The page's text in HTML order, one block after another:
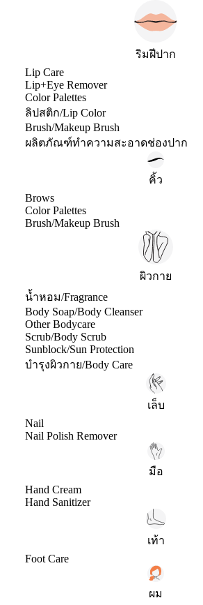
ริมฝีปาก
Lip Care
Lip+Eye Remover
Color Palettes
ลิปสติก/Lip Color
Brush/Makeup Brush
ผลิตภัณฑ์ทำความสะอาดช่องปาก
คิ้ว
Brows
Color Palettes
Brush/Makeup Brush
ผิวกาย
น้ำหอม/Fragrance
Body Soap/Body Cleanser
Other Bodycare
Scrub/Body Scrub
Sunblock/Sun Protection
บำรุงผิวกาย/Body Care
เล็บ
Nail
Nail Polish Remover
มือ
Hand Cream
Hand Sanitizer
เท้า
Foot Care
ผม